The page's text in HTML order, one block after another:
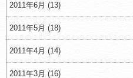
2011年6月 (13)
2011年5月 (18)
2011年4月 (14)
2011年3月 (16)